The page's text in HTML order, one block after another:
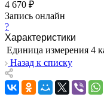
4 670 ₽
Запись онлайн
?
Характеристики
Единица измерения 4
Назад к списку